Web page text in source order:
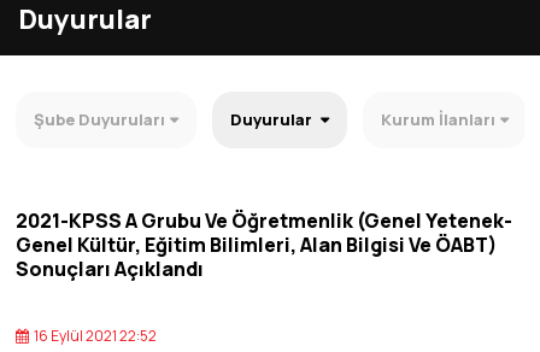
Duyurular
Şube Duyuruları Duyurular Kurum İlanları
2021-KPSS A Grubu Ve Öğretmenlik (Genel Yetenek-
Genel Kültür, Eğitim Bilimleri, Alan Bilgisi Ve ÖABT)
Sonuçları Açıklandı
16 Eylül 2021 22:52